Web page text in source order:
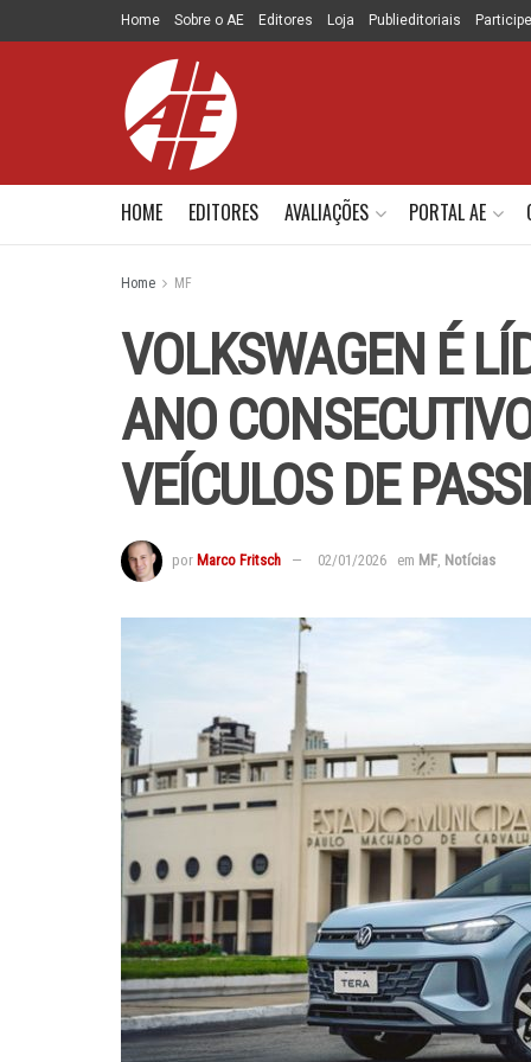
Home Sobre o AE Editores Loja Publieditoriais
HOME EDITORES AVALIAÇÕES PORTAL AE
Home MF
VOLKSWAGEN É
ANO
VEÍCULOS DE
por Marco Fritsch 02/01/2026 em MF, Notícias